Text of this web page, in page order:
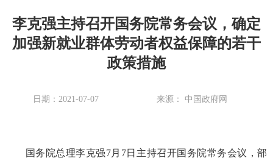
李克强主持召开国务院常务会议，确定
加强新就业群体劳动者权益保障的若干
政策措施
日期：2021-07-07 来源： 中国政府网
国务院总理李克强7月7日主持召开国务院常务会议，部